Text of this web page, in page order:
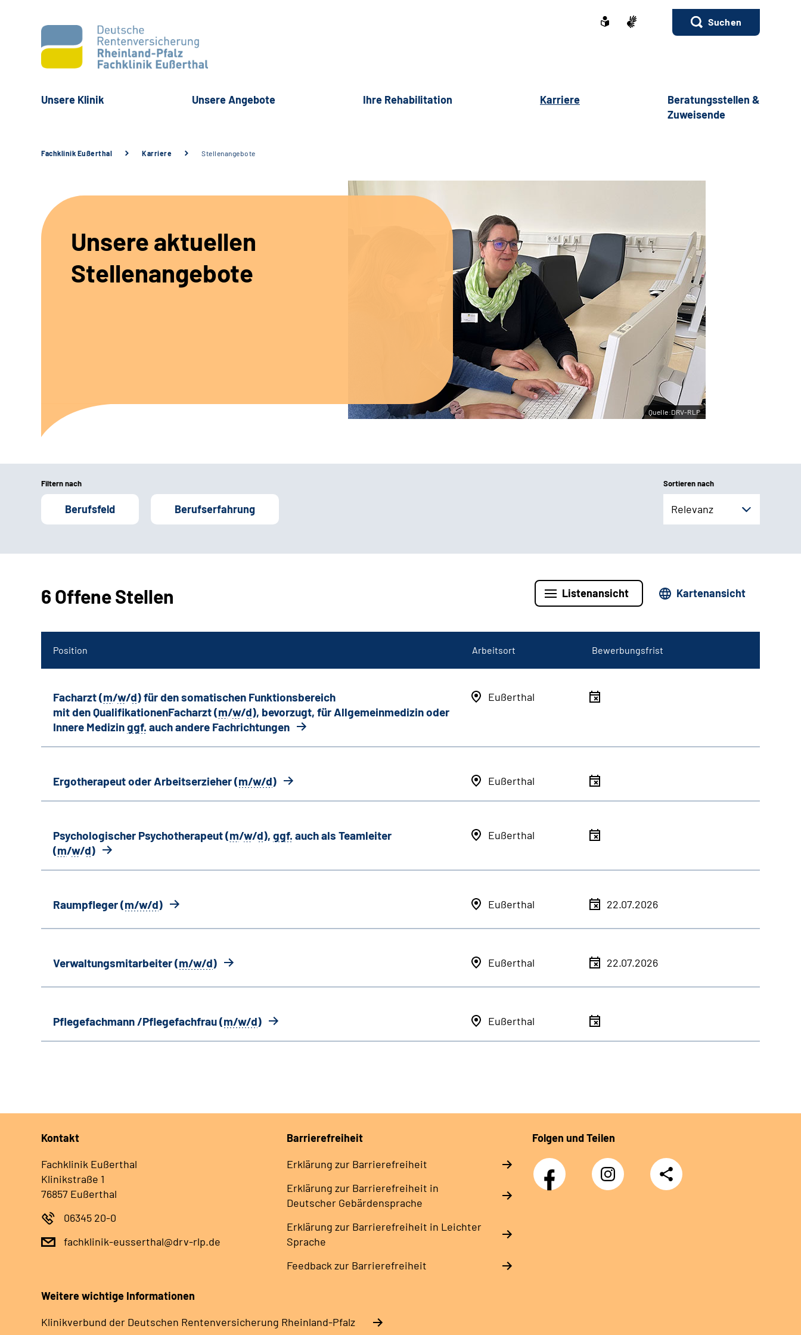
Suchen
Unsere Klinik Unsere Angebote Ihre Rehabilitation Karriere
Beratungsstellen &
Zuweisende
Fachklinik Eußerthal Karriere Stellenangebote
Unsere aktuellen
Stellenangebote
Quelle:DRV-RLP
Filtern nach
Berufsfeld Berufserfahrung
Sortieren nach
Relevanz
6 Offene Stellen Listenansicht Kartenansicht
Position Arbeitsort Bewerbungsfrist
Facharzt (m/w/d) für den somatischen Funktionsbereich
mit den QualifikationenFacharzt (m/w/d), bevorzugt, für Allgemeinmedizin oder
Innere Medizinggf. auch andere Fachrichtungen
Eußerthal
Ergotherapeut oder Arbeitserzieher (m/w/d) Eußerthal
Psychologischer Psychotherapeut (m/w/d), ggf. auch als Teamleiter
(m/w/d)
Eußerthal
Raumpfleger (m/w/d) Eußerthal 22.07.2026
Verwaltungsmitarbeiter (m/w/d) Eußerthal 22.07.2026
Pflegefachmann /Pflegefachfrau (m/w/d) Eußerthal
Kontakt
Fachklinik Eußerthal
Klinikstraße 1
76857 Eußerthal
06345 20-0
fachklinik-eusserthal@drv-rlp.de
Barrierefreiheit
Erklärung zur Barrierefreiheit
Erklärung zur Barrierefreiheit in
Deutscher Gebärdensprache
Erklärung zur Barrierefreiheit in Leichter
Sprache
Feedback zur Barrierefreiheit
Folgen und Teilen
Facebook
Instagram
DRV
Nachwuchskräfte
Teilen
Weitere wichtige Informationen
Klinikverbund der Deutschen Rentenversicherung Rheinland-Pfalz